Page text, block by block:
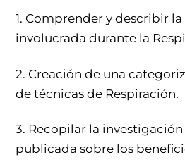
1. Comprender y describir
involucrada durante la
2. Creación de una
de técnicas de Respiración.
3. Recopilar la
publicada sobre los